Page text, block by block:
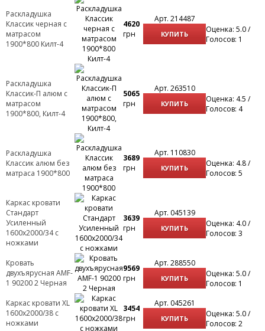
Раскладушка
Классик черная с
матрасом
1900*800 Килт-4
4620
грн
Арт. 214487
КУПИТЬ
Оценка: 5.0 /
Голосов: 1
Раскладушка
Классик-П алюм с
матрасом
1900*800, Килт-4
5065
грн
Арт. 263510
КУПИТЬ
Оценка: 4.5 /
Голосов: 4
Раскладушка
Классик алюм без
матраса 1900*800
3689
грн
Арт. 110830
КУПИТЬ
Оценка: 4.8 /
Голосов: 5
Каркас кровати
Стандарт
Усиленный
1600х2000/34 с
ножками
3639
грн
Арт. 045139
КУПИТЬ
Оценка: 4.0 /
Голосов: 3
Кровать
двухъярусная AMF-
1 90200 2 Черная
9569
грн
Арт. 288550
КУПИТЬ
Оценка: 5.0 /
Голосов: 1
Каркас кровати XL
1600х2000/38 с
ножками
3454
грн
Арт. 045261
КУПИТЬ
Оценка: 5.0 /
Голосов: 2